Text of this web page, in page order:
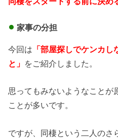
家事の分担
今回は 「部屋探しでケンカ
と」 をご紹介しました。
思ってもみないようなことが
ことが多いです。
ですが、同棲という二人のさ